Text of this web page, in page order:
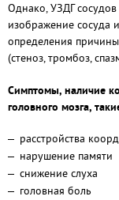
Однако, УЗДГ
изображение сосуда
определения
(стеноз, тромбоз,
Симптомы, наличие
головного мозга,
расстройства
нарушение памяти
снижение слуха
головная боль